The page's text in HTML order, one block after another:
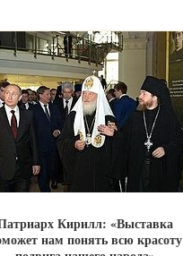
Кирилл: «Выставка
нам понять всю красоту